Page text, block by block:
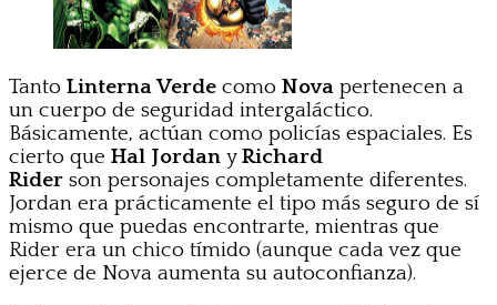
Tanto Linterna Verde como Nova pertenecen a
un cuerpo de seguridad intergaláctico.
Básicamente, actúan como policías espaciales. Es
cierto que Hal Jordan yRichard
Rider son personajes completamente diferentes.
Jordan era prácticamente el tipo más seguro de sí
mismo que puedas encontrarte, mientras que
Rider era un chico tímido (aunque cada vez que
ejerce de Nova aumenta su autoconfianza).